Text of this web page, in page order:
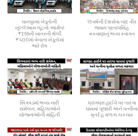
ધાનપુરમાં ખેડૂતોની
ખુલ્લેઆમ લૂંટનો આક્ષેપ!
₹266ની ખાતરની થેલી
₹400માં વેચાતાં ખેડૂતોમાં
ભારે રોષ
16 વર્ષની દેશસેવા બાદ વીર
જવાન પ્રતાપસિંહ
મકવાણાનું ભવ્ય સ્વાગત
સિંગવડમાં ભવ્ય નારી
સંમેલન, મહિલાઓને
યોજનાઓની માહિતી
ધ્રાંગધ્રા હાઈવે પર તારંગા
ધામમાં પૂજારી અને પત્નીના
મૃતદેહ મળતા ચકચાર